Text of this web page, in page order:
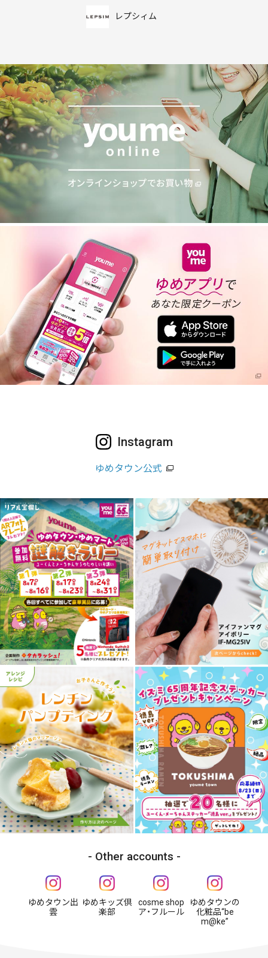
レプシィム
Instagram
ゆめタウン公式
Other accounts
ゆめタウン出
雲
ゆめキッズ倶
楽部
cosme shop
ア・フルール
ゆめタウンの
化粧品“be
m@ke”